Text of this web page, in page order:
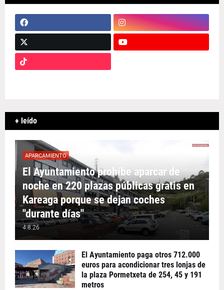
+ leído
APARCAMIENTO
El Ayuntamiento prohíbe aparcar de
noche en 220 plazas públicas gratis en
Kareaga porque se dejan coches
"durante días"
4.8.26
El Ayuntamiento paga otros 712.000
euros para acondicionar tres lonjas de
la plaza Pormetxeta de 254, 45 y 191
metros